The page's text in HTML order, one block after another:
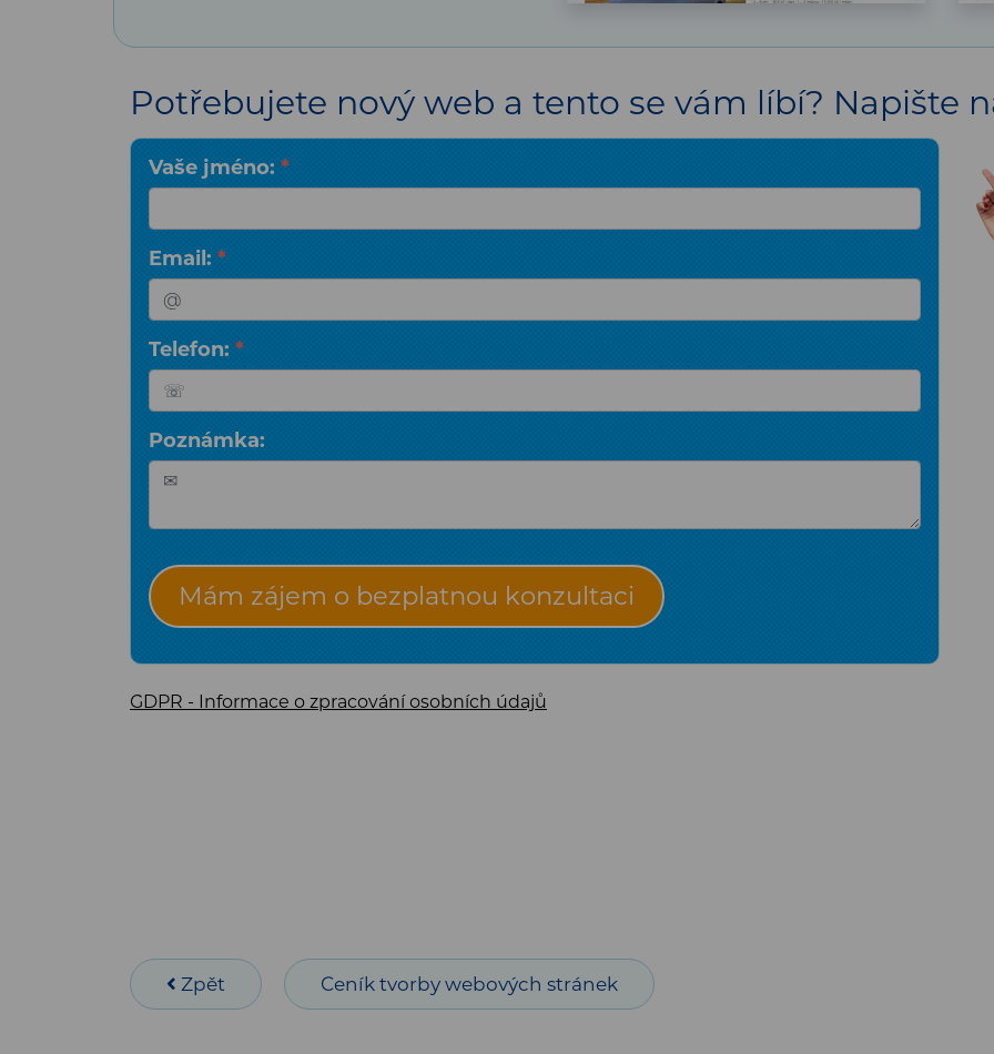
Potřebujete nový web a tento se vám líbí? Napište
Vaše jméno: *
Email: *
Telefon: *
Poznámka:
Mám zájem o bezplatnou konzultaci
GDPR - Informace o zpracování osobních údajů
Zpět Ceník tvorby webových stránek